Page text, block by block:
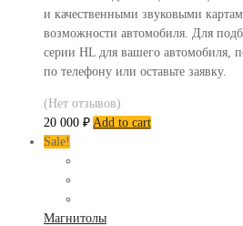
и качественными звуковыми
возможности автомобиля. Для
серии HL для вашего автомобиля,
по телефону или оставьте заявку.
(Нет отзывов)
20 000 ₽ Add to cart
Sale!
Магнитолы